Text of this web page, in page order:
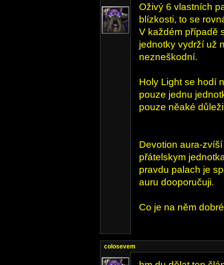
Oživý 6 vlastních
blízkosti, to se
V každém případě
jednotky vydrží už
nezneškodní.
Holy Light se hodí
pouze jednu
pouze něaké
Devotion aura-
přátelskym
pravdu palach je
auru dooporučuji.
Co je na něm
colosevem